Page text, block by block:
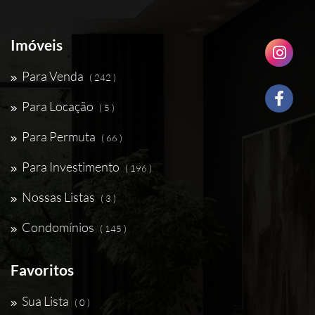
Imóveis
Para Venda ( 242 )
Para Locação ( 5 )
Para Permuta ( 66 )
Para Investimento ( 196 )
Nossas Listas ( 3 )
Condomínios ( 145 )
Favoritos
Sua Lista ( 0 )